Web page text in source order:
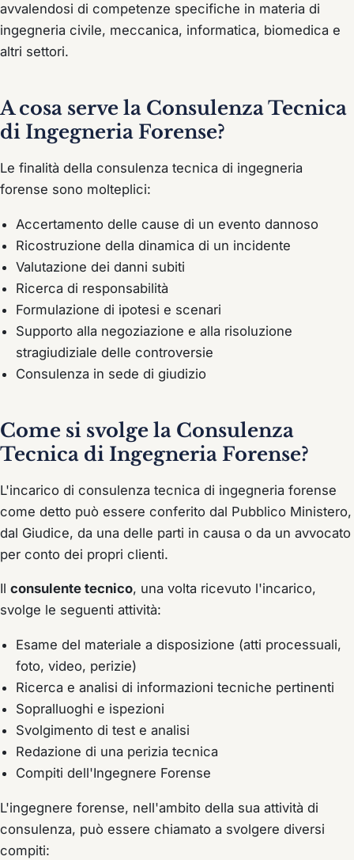
avvalendosi di competenze specifiche in materia di
ingegneria civile, meccanica, informatica, biomedica e
altri settori.
A cosa serve la Consulenza Tecnica
di Ingegneria Forense?
Le finalità della consulenza tecnica di ingegneria
forense sono molteplici:
Accertamento delle cause di un evento dannoso
Ricostruzione della dinamica di un incidente
Valutazione dei danni subiti
Ricerca di responsabilità
Formulazione di ipotesi e scenari
Supporto alla negoziazione e alla risoluzione
stragiudiziale delle controversie
Consulenza in sede di giudizio
Come si svolge la Consulenza
Tecnica di Ingegneria Forense?
L'incarico di consulenza tecnica di ingegneria forense
come detto può essere conferito dal Pubblico Ministero,
dal Giudice, da una delle parti in causa o da un avvocato
per conto dei propri clienti.
Il consulente tecnico, una volta ricevuto l'incarico,
svolge le seguenti attività:
Esame del materiale a disposizione (atti processuali,
foto, video, perizie)
Ricerca e analisi di informazioni tecniche pertinenti
Sopralluoghi e ispezioni
Svolgimento di test e analisi
Redazione di una perizia tecnica
Compiti dell'Ingegnere Forense
L'ingegnere forense, nell'ambito della sua attività di
consulenza, può essere chiamato a svolgere diversi
compiti: